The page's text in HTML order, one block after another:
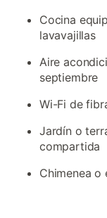
Cocina
lavavajillas
Aire
septiembre
Wi-Fi de
Jardín o
compartida
Chimenea o